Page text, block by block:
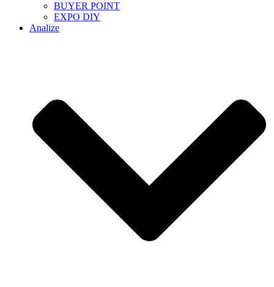
BUYER POINT
EXPO DIY
Analize